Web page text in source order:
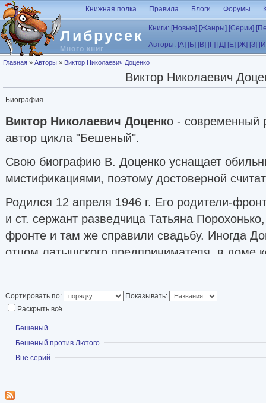
Перейти к основному содержанию
Либрусек
Много книг
Книжная полка Правила Блоги Форумы
Книги: [Новые] [Жанры] [Серии]
Авторы: [А] [Б] [В] [Г] [Д] [Е] [Ж] [З]
Вы здесь
Главная » Авторы » Виктор Николаевич Доценко
Виктор Николаевич
Биография
Виктор Николаевич Доценко - современный
автор цикла "Бешеный".
Свою биографию В. Доценко уснащает
мистификациями, поэтому достоверной
Родился 12 апреля 1946 г. Его родители-
и ст. сержант разведчица Татьяна
фронте и там же справили свадьбу. Иногда
отцом латышского предпринимателя, в доме
Вскоре после рождения сына мать оставила
драки в школе, побеги из дома...
Сортировать по:
Показывать:
Раскрыть всё
Показать
Бешеный
Показать
Бешеный против Лютого
Показать
Вне серий